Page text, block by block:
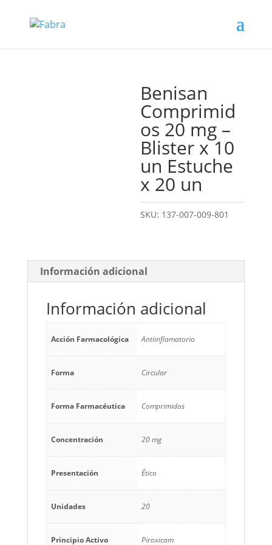
Benisan
Comprimid
os 20 mg –
Blister x 10
un Estuche
x 20 un
SKU: 137-007-009-801
Información adicional
Información adicional
Acción Farmacológica Antiinflamatorio
Forma Circular
Forma Farmacéutica Comprimidos
Concentración 20 mg
Presentación Ético
Unidades 20
Principio Activo Piroxicam